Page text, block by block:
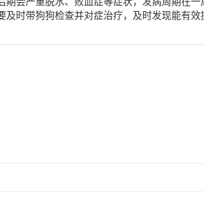
时带狗狗检查并对症治疗，及时发现能有效